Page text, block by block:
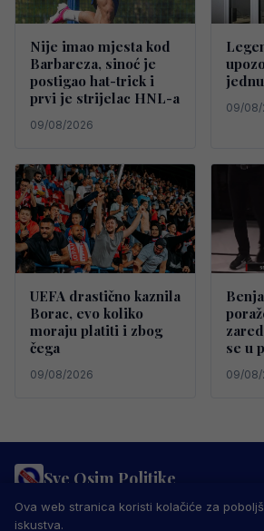
Nije imao mjesta kod
Barbareza, sinoć je
postigao hat-trick i
prvi je strijelac HNL-a
09/08/2026
09/08/
UEFA drastično kaznila
Borac, evo koliko
moraju platiti i zbog
čega
09/08/2026
se u
09/08/
Sve Osim Politike
PRAVILA PRIVATNOSTIMARKETING
IMPRESSUM
Ova web stranica koristi kolačiće za
iskustva.